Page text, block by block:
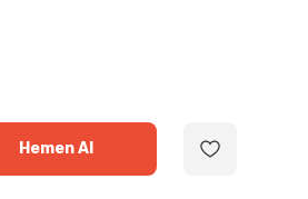
Hemen Al